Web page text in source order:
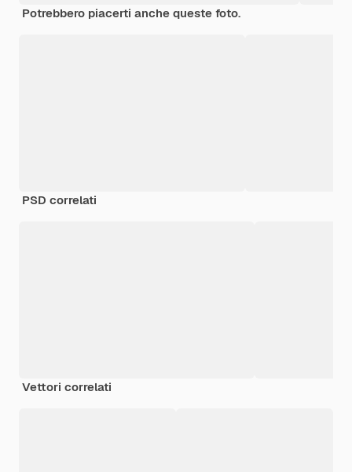
Potrebbero piacerti anche queste foto.
PSD correlati
Vettori correlati